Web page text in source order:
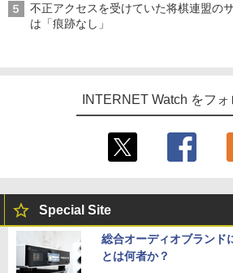
不正アクセスを受けていた将棋連盟の
は「痕跡なし」
INTERNET Watch をフ
Special Site
総合オーディオブランド
とは何者か？